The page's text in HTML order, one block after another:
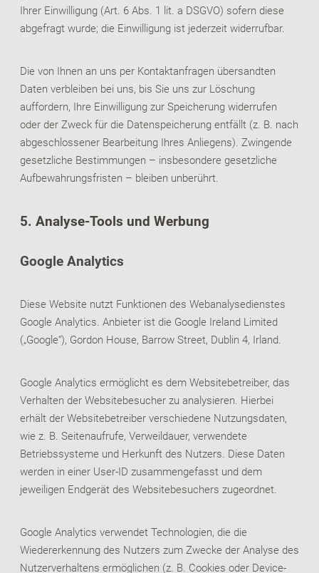
Ihrer Einwilligung (Art. 6 Abs. 1 lit. a DSGVO) sofern diese
abgefragt wurde; die Einwilligung ist jederzeit widerrufbar.
Die von Ihnen an uns per Kontaktanfragen übersandten
Daten verbleiben bei uns, bis Sie uns zur Löschung
auffordern, Ihre Einwilligung zur Speicherung widerrufen
oder der Zweck für die Datenspeicherung entfällt (z. B. nach
abgeschlossener Bearbeitung Ihres Anliegens). Zwingende
gesetzliche Bestimmungen – insbesondere gesetzliche
Aufbewahrungsfristen – bleiben unberührt.
5. Analyse-Tools und Werbung
Google Analytics
Diese Website nutzt Funktionen des Webanalysedienstes
Google Analytics. Anbieter ist die Google Ireland Limited
(„Google“), Gordon House, Barrow Street, Dublin 4, Irland.
Google Analytics ermöglicht es dem Websitebetreiber, das
Verhalten der Websitebesucher zu analysieren. Hierbei
erhält der Websitebetreiber verschiedene Nutzungsdaten,
wie z. B. Seitenaufrufe, Verweildauer, verwendete
Betriebssysteme und Herkunft des Nutzers. Diese Daten
werden in einer User-ID zusammengefasst und dem
jeweiligen Endgerät des Websitebesuchers zugeordnet.
Google Analytics verwendet Technologien, die die
Wiedererkennung des Nutzers zum Zwecke der Analyse des
Nutzerverhaltens ermöglichen (z. B. Cookies oder Device-